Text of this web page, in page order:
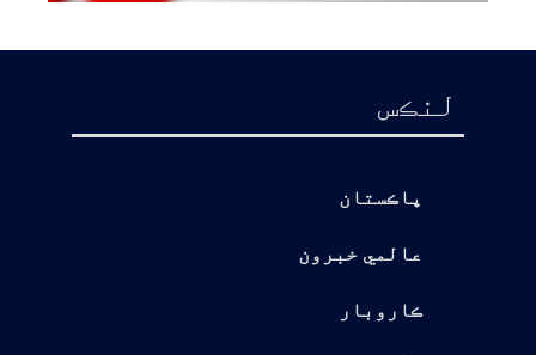
لنڪس
پاڪستان
عالمي خبرون
ڪاروبار